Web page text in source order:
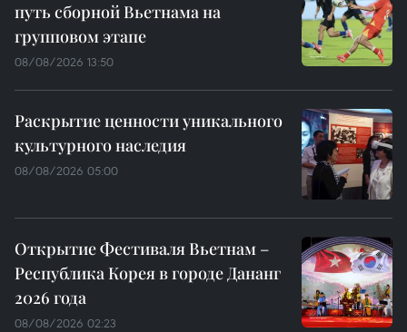
путь сборной Вьетнама на
групповом этапе
08/08/2026 13:50
Раскрытие ценности уникального
культурного наследия
08/08/2026 05:00
Открытие Фестиваля Вьетнам –
Республика Корея в городе Дананг
2026 года
08/08/2026 02:23